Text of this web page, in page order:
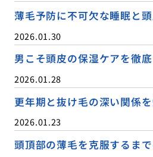
薄毛予防に不可欠な睡眠と
2026.01.30
男こそ頭皮の保湿ケアを徹
2026.01.28
更年期と抜け毛の深い関係
2026.01.23
頭頂部の薄毛を克服するま